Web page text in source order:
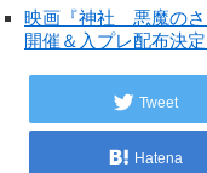
映画『神社 悪魔のさ
開催＆入プレ配布決定
Tweet
Hatena